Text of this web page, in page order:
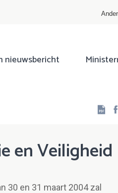
nieuwsbericht
en Veiligheid
30 en 31 maart 2004 zal